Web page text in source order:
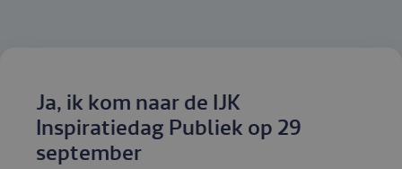
Ja, ik kom naar de IJK
Inspiratiedag Publiek op 29
september